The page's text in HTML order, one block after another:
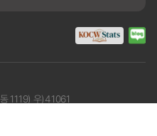
1119) 우)41061